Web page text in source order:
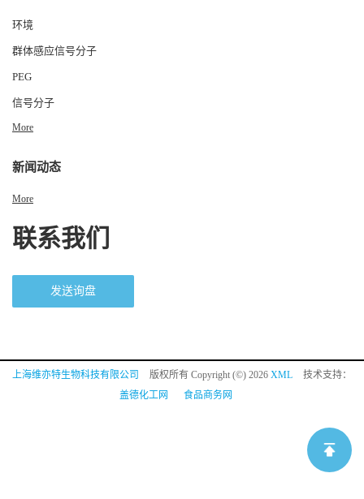
环境
群体感应信号分子
PEG
信号分子
More
新闻动态
More
联系我们
发送询盘
上海维亦特生物科技有限公司 版权所有 Copyright (©) 2026 XML
技术支持：
盖德化工网
食品商务网